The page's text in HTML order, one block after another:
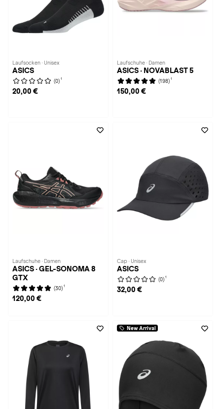
Laufsocken · Unisex
ASICS
(0) 1
20,00 €
Laufschuhe · Damen
ASICS · NOVABLAST 5
(198) 1
150,00 €
Laufschuhe · Damen
ASICS · GEL-SONOMA 8
GTX
(30) 1
120,00 €
Cap · Unisex
ASICS
(0) 1
32,00 €
New Arrival